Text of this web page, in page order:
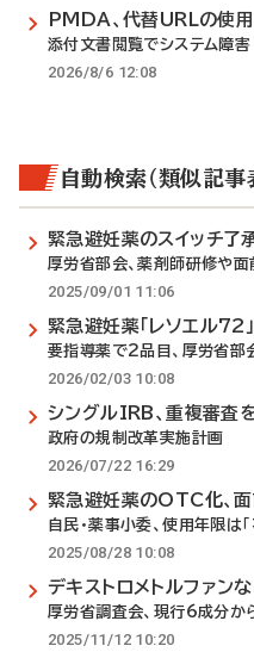
PMDA、代替URLの使
添付文書閲覧でシステム障害
2026/8/6 12:08
自動検索（類似記事
緊急避妊薬のスイッチ了
厚労省部会、薬剤師研修や
2025/09/01 11:06
緊急避妊薬「レソエル72
要指導薬で2品目、厚労省部
2026/02/03 10:08
シングルIRB、重複審査
政府の規制改革実施計画
2026/07/22 16:29
緊急避妊薬のOTC化、
自民・薬事小委、使用年限は「
2025/08/28 10:08
デキストロメトルファン
厚労省調査会、現行6成分か
2025/11/12 10:20